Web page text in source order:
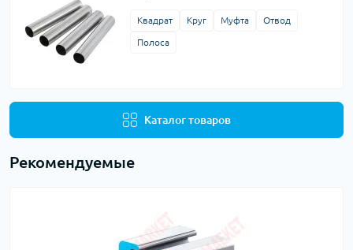
Квадрат Круг Муфта Отвод
Полоса
Каталог товаров
Рекомендуемые